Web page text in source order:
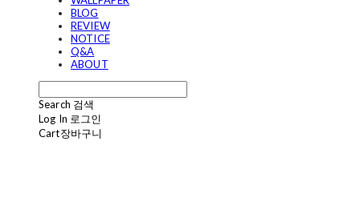
BLOG
REVIEW
NOTICE
Q&A
ABOUT
Search 검색
Log In 로그인
Cart장바구니